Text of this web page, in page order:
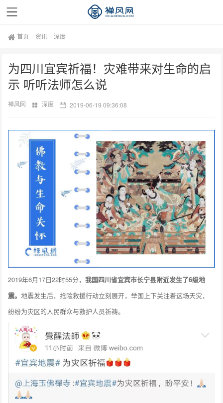
首页 - 资讯 -深度
为四川宜宾祈福！灾难带来对生命的启
示 听听法师怎么说
禅风网 深度 2019-06-19 09:36:08
2019年6月17日22时55分，我国四川省宜宾市长宁县附近发生了6级地
震。地震发生后，抢险救援行动立刻展开，举国上下关注着这场天灾，
纷纷为灾区的人民群众与救护人员祈祷。